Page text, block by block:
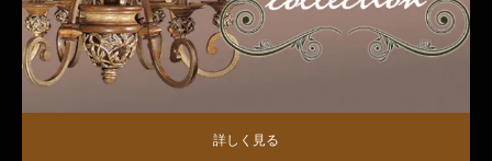
詳しく見る